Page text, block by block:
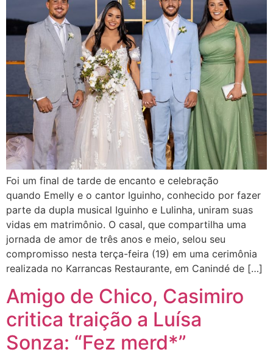
Foi um final de tarde de encanto e celebração
quando Emelly e o cantor Iguinho, conhecido por fazer
parte da dupla musical Iguinho e Lulinha, uniram suas
vidas em matrimônio. O casal, que compartilha uma
jornada de amor de três anos e meio, selou seu
compromisso nesta terça-feira (19) em uma cerimônia
realizada no Karrancas Restaurante, em Canindé de […]
Amigo de Chico, Casimiro
critica traição a Luísa
Sonza: “Fez merd*”